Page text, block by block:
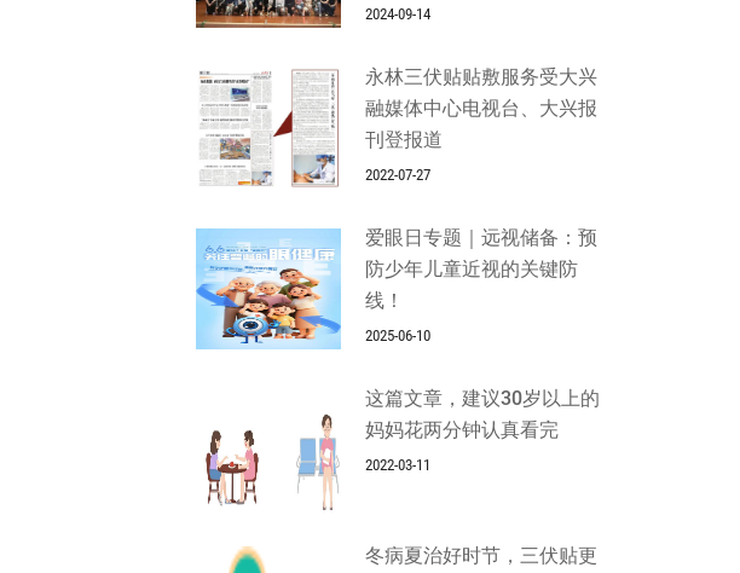
2024-09-14
永林三伏贴贴敷服务受大兴
融媒体中心电视台、大兴报
刊登报道
2022-07-27
爱眼日专题｜远视储备：预
防少年儿童近视的关键防
线！
2025-06-10
这篇文章，建议30岁以上的
妈妈花两分钟认真看完
2022-03-11
冬病夏治好时节，三伏贴更